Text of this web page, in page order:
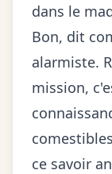
dans le
Bon, dit
alarmiste.
mission,
ce savoir